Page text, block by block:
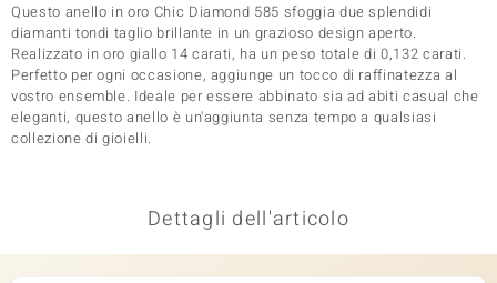
Questo anello in oro Chic Diamond 585 sfoggia due splendidi
diamanti tondi taglio brillante in un grazioso design aperto.
Realizzato in oro giallo 14 carati, ha un peso totale di 0,132 carati.
Perfetto per ogni occasione, aggiunge un tocco di raffinatezza al
vostro ensemble. Ideale per essere abbinato sia ad abiti casual che
eleganti, questo anello è un'aggiunta senza tempo a qualsiasi
collezione di gioielli.
Dettagli dell'articolo